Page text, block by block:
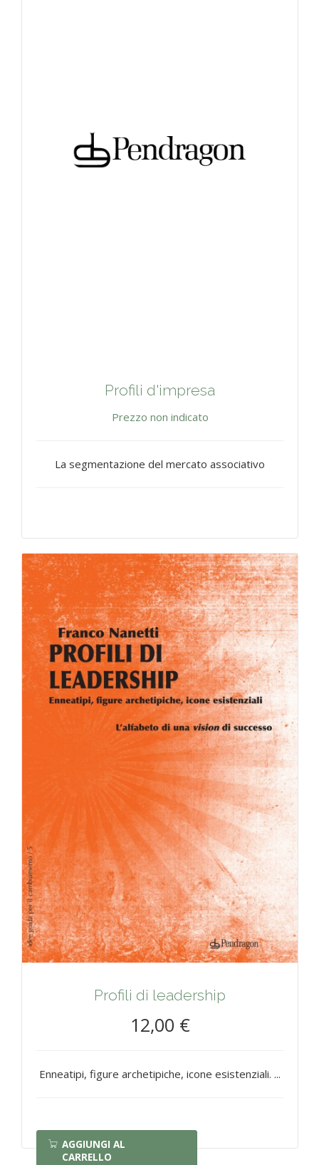
Profili d'impresa
Prezzo non indicato
La segmentazione del mercato associativo
Profili di leadership
12,00 €
Enneatipi, figure archetipiche, icone esistenziali. ...
AGGIUNGI AL
CARRELLO